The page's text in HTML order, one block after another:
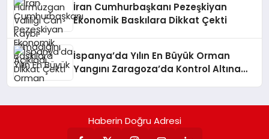
İran Cumhurbaşkanı Pezeşkiyan
Ekonomik Baskılara Dikkat Çekti
İspanya’da Yılın En Büyük Orman
Yangını Zaragoza’da Kontrol Altına
Haberin Doğru Adresi